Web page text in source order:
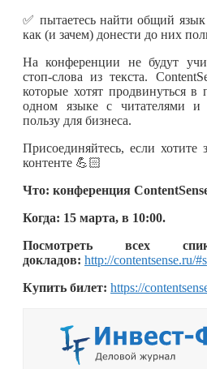
✅ пытаетесь найти общий
как (и зачем) донести до них
На конференции не будут
стоп-слова из текста.
которые хотят продвинуться в
одном языке с читателями и
пользу для бизнеса.
Присоединяйтесь, если хотите
контенте 💪🏻
Что: конференция
Когда: 15 марта, в 10:00.
Посмотреть всех
докладов: http://contentsense.ru/
Купить билет: https://